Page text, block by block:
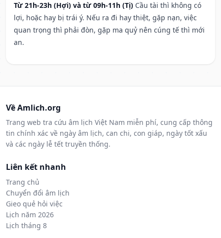
Từ 21h-23h (Hợi) và từ 09h-11h (Tị) Cầu tài thì không có
lợi, hoặc hay bị trái ý. Nếu ra đi hay thiệt, gặp nạn, việc
quan trọng thì phải đòn, gặp ma quỷ nên cúng tế thì mới
an.
Về Amlich.org
Trang web tra cứu âm lịch Việt Nam miễn phí, cung cấp thông
tin chính xác về ngày âm lịch, can chi, con giáp, ngày tốt xấu
và các ngày lễ tết truyền thống.
Liên kết nhanh
Trang chủ
Chuyển đổi âm lịch
Gieo quẻ hỏi việc
Lịch năm 2026
Lịch tháng 8